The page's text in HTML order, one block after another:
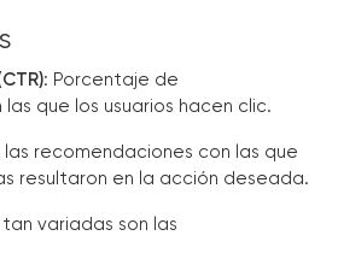
: Porcentaje de
que los usuarios hacen clic.
las recomendaciones con las que
resultaron en la acción deseada.
tan variadas son las